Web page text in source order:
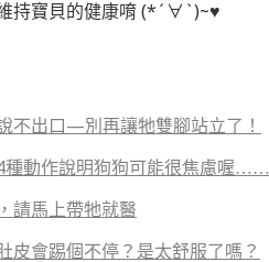
持寶貝的健康唷 (*´∀`)~♥
不出口—別再讓牠雙腳站立了！
種動作說明狗狗可能很焦慮喔……
請馬上帶牠就醫
皮會踢個不停？是太舒服了嗎？